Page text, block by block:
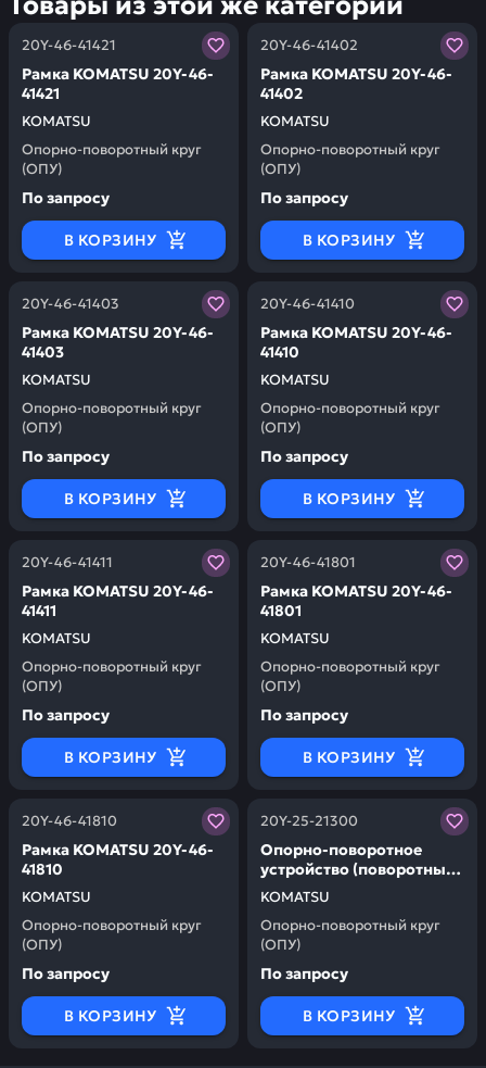
20Y-46-41421
KOMATSU
Рамка KOMATSU 20Y-46-
41421
Опорно-поворотный круг
(ОПУ)
Заказывая запчасти у нас, вы получаете гарантию
По запросу
В КОРЗИНУ
20Y-46-41402
KOMATSU
Рамка KOMATSU 20Y-46-
41402
Опорно-поворотный круг
(ОПУ)
Заказывая запчасти у
По запросу
В КОРЗИНУ
20Y-46-41403
KOMATSU
Рамка KOMATSU 20Y-46-
41403
Опорно-поворотный круг
(ОПУ)
Заказывая запчасти у нас, вы получаете гарантию
По запросу
В КОРЗИНУ
20Y-46-41410
KOMATSU
Рамка KOMATSU 20Y-46-
41410
Опорно-поворотный круг
(ОПУ)
Заказывая запчасти у
По запросу
В КОРЗИНУ
20Y-46-41411
KOMATSU
Рамка KOMATSU 20Y-46-
41411
Опорно-поворотный круг
(ОПУ)
Заказывая запчасти у нас, вы получаете гарантию
По запросу
В КОРЗИНУ
20Y-46-41801
KOMATSU
Рамка KOMATSU 20Y-46-
41801
Опорно-поворотный круг
(ОПУ)
Заказывая запчасти у
По запросу
В КОРЗИНУ
20Y-46-41810
KOMATSU
Рамка KOMATSU 20Y-46-
41810
Опорно-поворотный круг
(ОПУ)
Заказывая запчасти у нас, вы получаете гарантию
По запросу
В КОРЗИНУ
20Y-25-21300
KOMATSU
Опорно-поворотное
устройство (поворотный
круг) KOMATSU 20Y-25-
21300
Опорно-поворотный круг
(ОПУ)
Заказывая запчасти у
По запросу
В КОРЗИНУ